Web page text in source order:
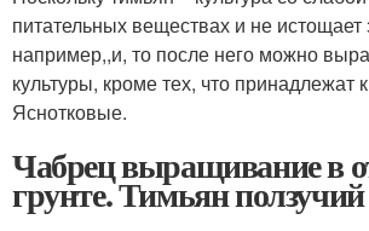
питательных веществах и не истощает
например,,и, то после него можно
культуры, кроме тех, что принадлежат
Яснотковые.
Чабрец выращивание в
грунте. Тимьян